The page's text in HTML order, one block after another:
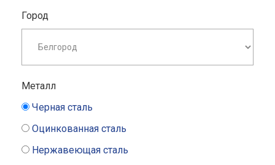
Город
Металл
Черная сталь
Оцинкованная сталь
Нержавеющая сталь